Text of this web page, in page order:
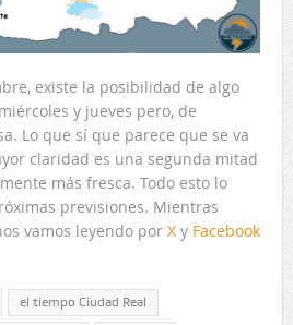
existe la posibilidad de algo
y jueves pero, de
Lo que sí que parece que se va
claridad es una segunda mitad
más fresca. Todo esto lo
previsiones. Mientras
vamos leyendo por Xy Facebook
el tiempo Ciudad Real